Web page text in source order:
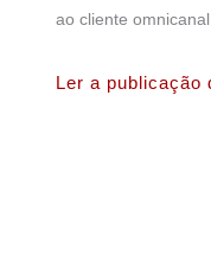
ao cliente omnicanal
Ler a publicação